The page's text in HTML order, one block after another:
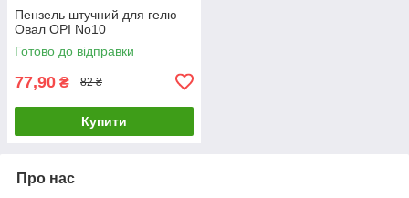
Пензель штучний для гелю
Овал OPI No10
Готово до відправки
77,90 ₴ 82 ₴
Купити
Про нас